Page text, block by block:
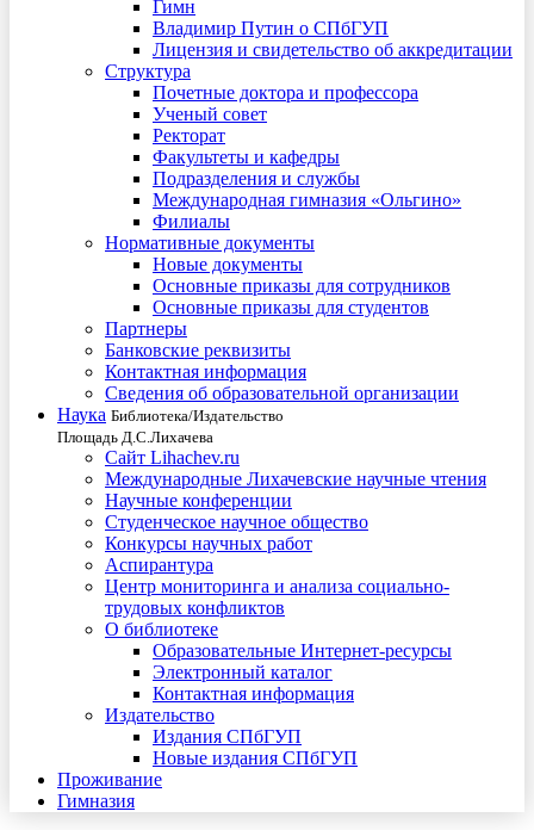
Гимн
Владимир Путин о СПбГУП
Лицензия и свидетельство об аккредитации
Структура
Почетные доктора и профессора
Ученый совет
Ректорат
Факультеты и кафедры
Подразделения и службы
Международная гимназия «Ольгино»
Филиалы
Нормативные документы
Новые документы
Основные приказы для сотрудников
Основные приказы для студентов
Партнеры
Банковские реквизиты
Контактная информация
Сведения об образовательной организации
Наука Библиотека/Издательство
Площадь Д.С.Лихачева
Сайт Lihachev.ru
Международные Лихачевские научные чтения
Научные конференции
Студенческое научное общество
Конкурсы научных работ
Аспирантура
Центр мониторинга и анализа социально-
трудовых конфликтов
О библиотеке
Образовательные Интернет-ресурсы
Электронный каталог
Контактная информация
Издательство
Издания СПбГУП
Новые издания СПбГУП
Проживание
Гимназия